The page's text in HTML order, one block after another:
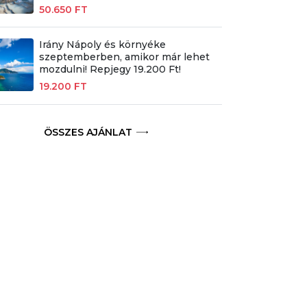
50.650 FT
Irány Nápoly és környéke
szeptemberben, amikor már lehet
mozdulni! Repjegy 19.200 Ft!
19.200 FT
ÖSSZES AJÁNLAT